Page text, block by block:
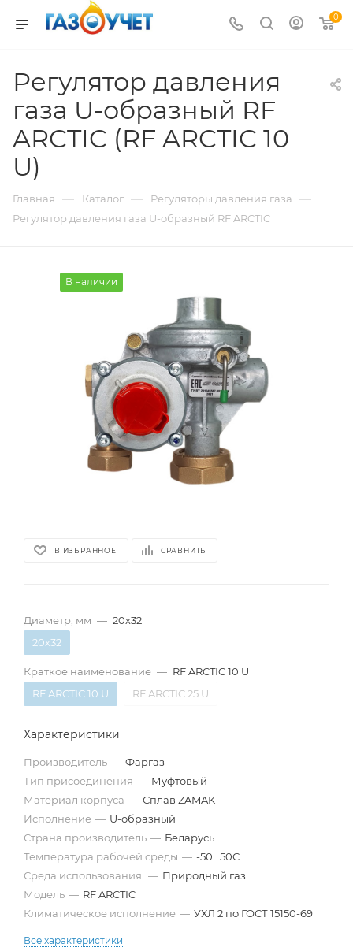
0
Регулятор давления
газа U-образный RF
ARCTIC (RF ARCTIC 10
U)
Главная — Каталог — Регуляторы давления газа —
Регулятор давления газа U-образный RF ARCTIC
В наличии
В ИЗБРАННОЕ СРАВНИТЬ
Диаметр, мм — 20х32
20х32
Краткое наименование — RF ARCTIC 10 U
RF ARCTIC 10 U
RF ARCTIC 25 U
Характеристики
Производитель — Фаргаз
Тип присоединения — Муфтовый
Материал корпуса — Сплав ZAMAK
Исполнение — U-образный
Страна производитель — Беларусь
Температура рабочей среды — -50...50С
Среда использования — Природный газ
Модель — RF ARCTIC
Климатическое исполнение — УХЛ 2 по ГОСТ 15150-69
Все характеристики